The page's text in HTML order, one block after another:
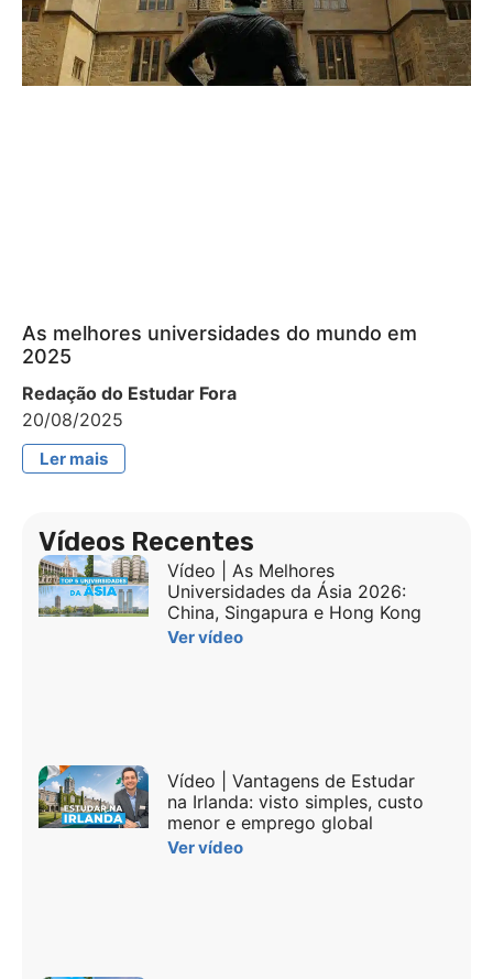
As melhores universidades do mundo em
2025
Redação do Estudar Fora
20/08/2025
Ler mais
Vídeos Recentes
Vídeo | As Melhores
Universidades da Ásia 2026:
China, Singapura e Hong Kong
Ver vídeo
Vídeo | Vantagens de Estudar
na Irlanda: visto simples, custo
menor e emprego global
Ver vídeo